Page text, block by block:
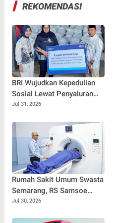
REKOMENDASI
BRI Wujudkan Kepedulian
Sosial Lewat Penyaluran
Paket Sembako di
Jul 31, 2026
Rumah Sakit Umum Swasta
Semarang, RS Samsoe
Hidajat Perluas Layanan
Jul 30, 2026